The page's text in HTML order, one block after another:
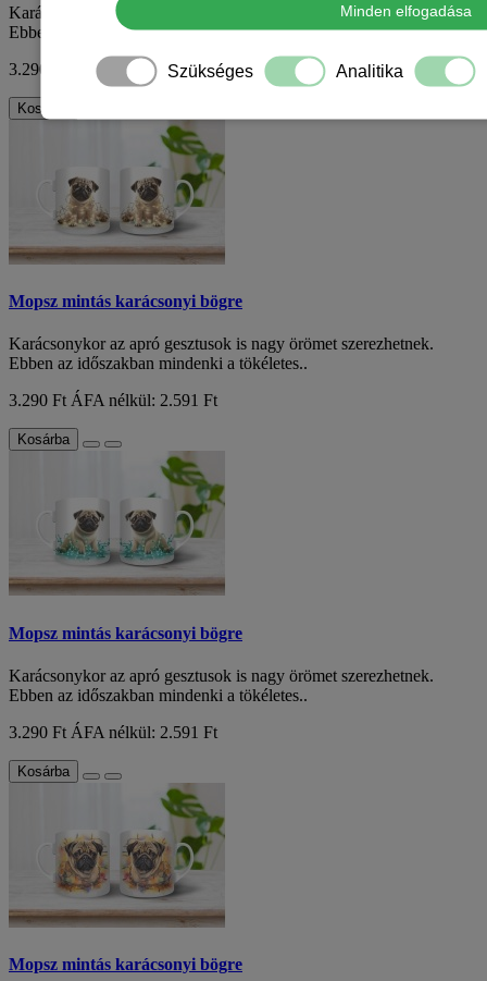
Karácsonykor az apró gesztusok is nagy örömet szerezhetnek.
Ebben az időszakban mindenki a tökéletes..
3.290 Ft
ÁFA nélkül: 2.591 Ft
Kosárba
Mopsz mintás karácsonyi bögre
Karácsonykor az apró gesztusok is nagy örömet szerezhetnek.
Ebben az időszakban mindenki a tökéletes..
3.290 Ft ÁFA nélkül: 2.591 Ft
Kosárba
Mopsz mintás karácsonyi bögre
Karácsonykor az apró gesztusok is nagy örömet szerezhetnek.
Ebben az időszakban mindenki a tökéletes..
3.290 Ft ÁFA nélkül: 2.591 Ft
Kosárba
Mopsz mintás karácsonyi bögre
Minden elfogadása
Szükséges Analitika